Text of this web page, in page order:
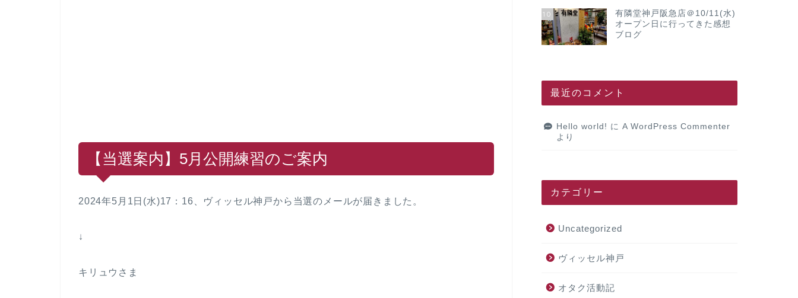
【当選案内】5月公開練習のご案内
2024年5月1日(水)17：16、ヴィッセル神戸から当選のメールが届きました。
↓
キリュウさま
10
有隣堂神戸阪急店＠10/11(水)
オープン日に行ってきた感想
ブログ
最近のコメント
Hello world! に A WordPress Commenter
より
カテゴリー
Uncategorized
ヴィッセル神戸
オタク活動記